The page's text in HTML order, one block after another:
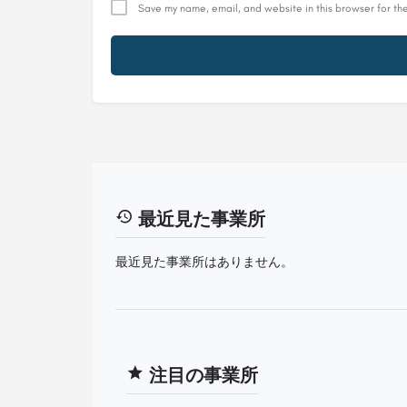
Save my name, email, and website in this browser for
最近見た事業所
最近見た事業所はありません。
注目の事業所